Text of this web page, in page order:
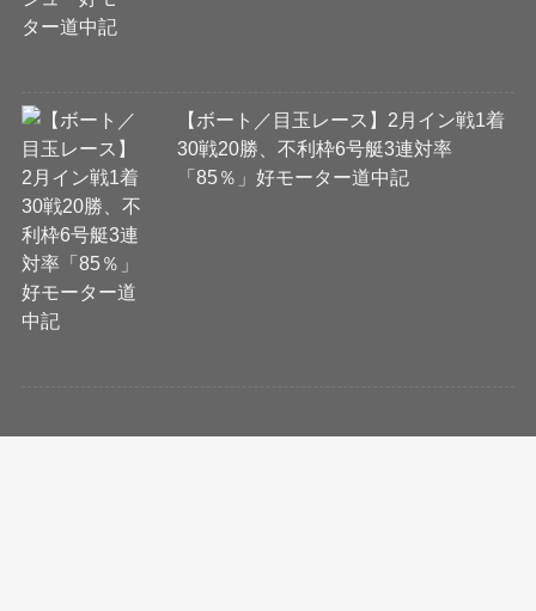
【ボート／目玉レース】2月イン戦1着
30戦20勝、不利枠6号艇3連対率
「85％」好モーター道中記